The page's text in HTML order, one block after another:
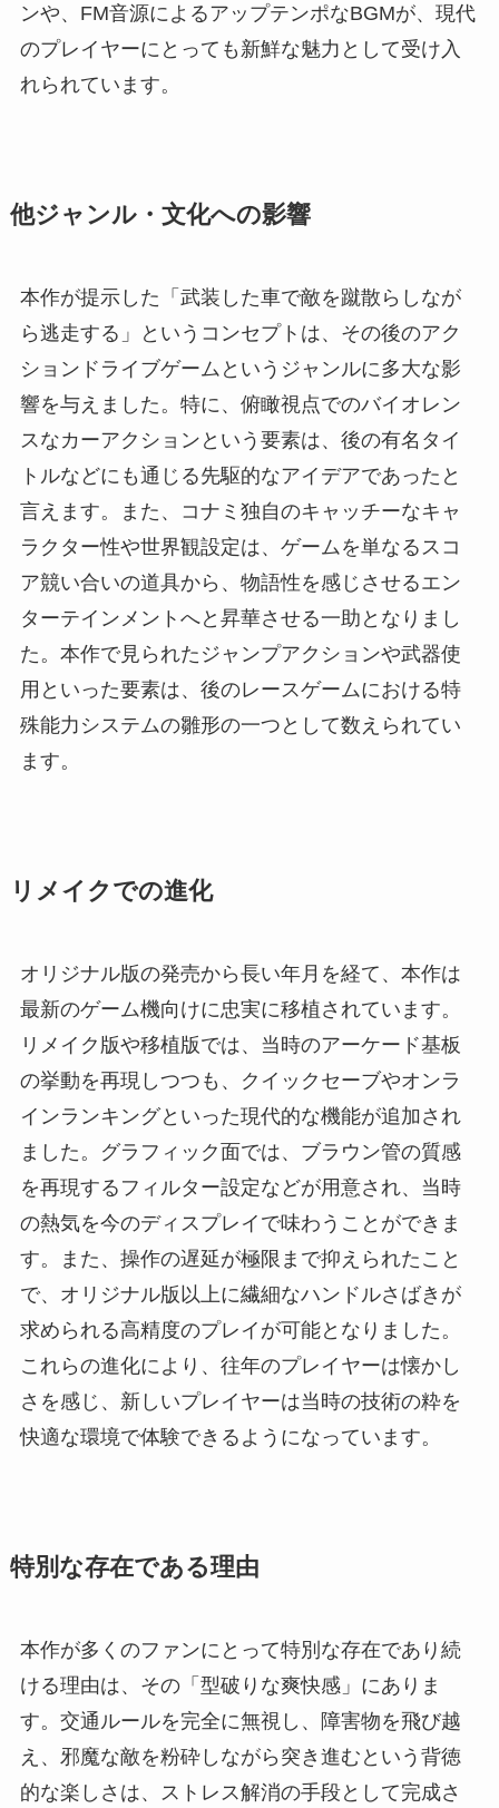
ンや、FM音源によるアップテンポなBGMが、現代
のプレイヤーにとっても新鮮な魅力として受け入
れられています。
他ジャンル・文化への影響
本作が提示した「武装した車で敵を蹴散らしなが
ら逃走する」というコンセプトは、その後のアク
ションドライブゲームというジャンルに多大な影
響を与えました。特に、俯瞰視点でのバイオレン
スなカーアクションという要素は、後の有名タイ
トルなどにも通じる先駆的なアイデアであったと
言えます。また、コナミ独自のキャッチーなキャ
ラクター性や世界観設定は、ゲームを単なるスコ
ア競い合いの道具から、物語性を感じさせるエン
ターテインメントへと昇華させる一助となりまし
た。本作で見られたジャンプアクションや武器使
用といった要素は、後のレースゲームにおける特
殊能力システムの雛形の一つとして数えられてい
ます。
リメイクでの進化
オリジナル版の発売から長い年月を経て、本作は
最新のゲーム機向けに忠実に移植されています。
リメイク版や移植版では、当時のアーケード基板
の挙動を再現しつつも、クイックセーブやオンラ
インランキングといった現代的な機能が追加され
ました。グラフィック面では、ブラウン管の質感
を再現するフィルター設定などが用意され、当時
の熱気を今のディスプレイで味わうことができま
す。また、操作の遅延が極限まで抑えられたこと
で、オリジナル版以上に繊細なハンドルさばきが
求められる高精度のプレイが可能となりました。
これらの進化により、往年のプレイヤーは懐かし
さを感じ、新しいプレイヤーは当時の技術の粋を
快適な環境で体験できるようになっています。
特別な存在である理由
本作が多くのファンにとって特別な存在であり続
ける理由は、その「型破りな爽快感」にありま
す。交通ルールを完全に無視し、障害物を飛び越
え、邪魔な敵を粉砕しながら突き進むという背徳
的な楽しさは、ストレス解消の手段として完成さ